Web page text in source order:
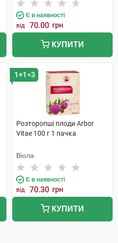
Є в наявності
від 70.00 грн
КУПИТИ
1+1=3
Розторопші плоди Arbor
Vitae 100 г 1 пачка
Віола
Є в наявності
від 70.30 грн
КУПИТИ